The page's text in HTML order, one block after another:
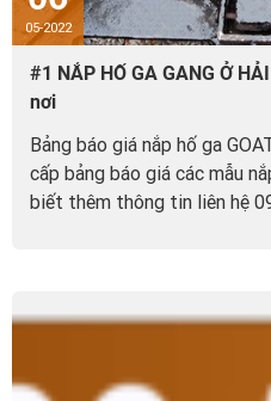
05-2022
#1 NẮP HỐ GA GANG Ở
nơi
Bảng báo giá nắp hố ga
cấp bảng báo giá các mẫu
biết thêm thông tin liên hệ